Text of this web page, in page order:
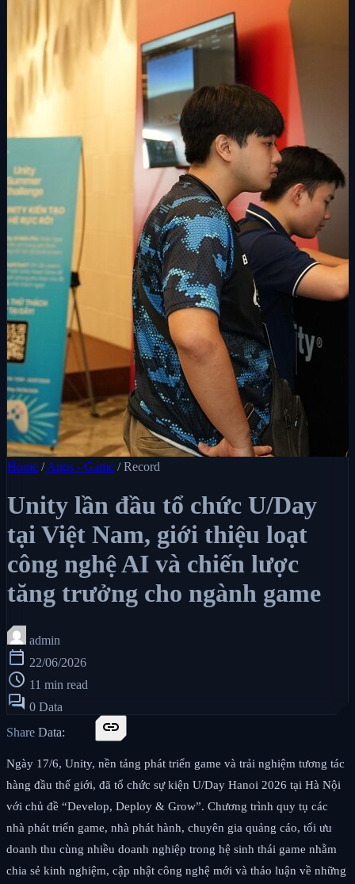
Home / Apps - Game / Record
Unity lần đầu tổ chức U/Day
tại Việt Nam, giới thiệu loạt
công nghệ AI và chiến lược
tăng trưởng cho ngành game
admin
calendar_today 22/06/2026
schedule 11 min read
forum 0 Data
Share Data:
link
Ngày 17/6, Unity, nền tảng phát triển game và trải nghiệm tương tác
hàng đầu thế giới, đã tổ chức sự kiện U/Day Hanoi 2026 tại Hà Nội
với chủ đề “Develop, Deploy & Grow”. Chương trình quy tụ các
nhà phát triển game, nhà phát hành, chuyên gia quảng cáo, tối ưu
doanh thu cùng nhiều doanh nghiệp trong hệ sinh thái game nhằm
chia sẻ kinh nghiệm, cập nhật công nghệ mới và thảo luận về những